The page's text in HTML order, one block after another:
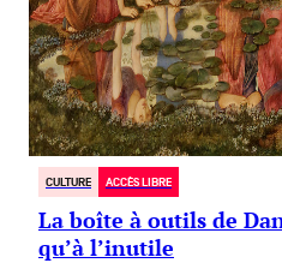
CULTURE ACCÈS LIBRE
La boîte à outils de
qu’à l’inutile